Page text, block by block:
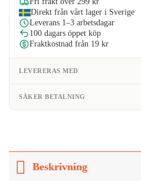
Direkt från vårt lager i Sverige
Leverans 1–3 arbetsdagar
100 dagars öppet köp
Fraktkostnad från 19 kr
LEVERERAS MED
SÄKER BETALNING
Beskrivning